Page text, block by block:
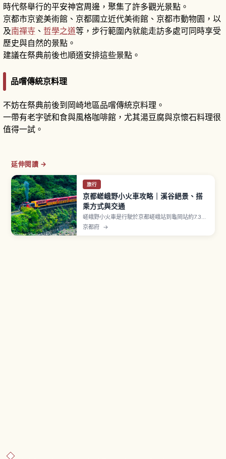
時代祭舉行的平安神宮周邊，聚集了許多觀光景點。
京都市京瓷美術館、京都國立近代美術館、京都市動物園，以
及南禪寺 、 哲學之道等，步行範圍內就能走訪多處可同時享受
歷史與自然的景點。
建議在祭典前後也順道安排這些景點。
品嚐傳統京料理
不妨在祭典前後到岡崎地區品嚐傳統京料理。
一帶有老字號和食與風格咖啡館，尤其湯豆腐與京懷石料理很
值得一試。
延伸閱讀 →
旅行
京都嵯峨野小火車攻略｜溪谷絕景、搭
乘方式與交通
嵯峨野小火車是行駛於京都嵯峨站到龜岡站約7.3公
里、保津川沿岸的觀光列車，路線是1991年 JR 山
京都府 →